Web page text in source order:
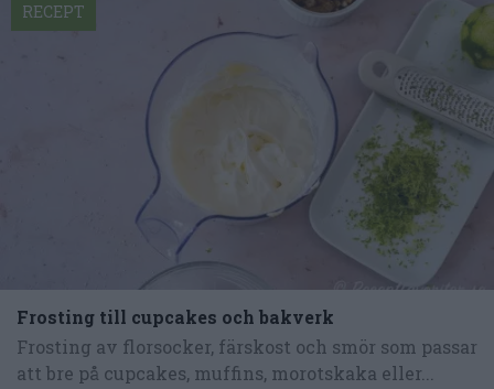
Frosting till cupcakes och bakverk
Frosting av florsocker, färskost och smör som passar
att bre på cupcakes, muffins, morotskaka eller...
RECEPT